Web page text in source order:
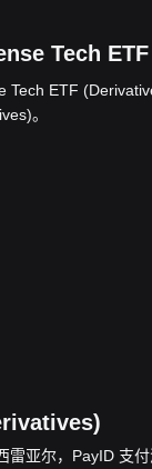
Tech
ETF
。
亚尔，PayID 支